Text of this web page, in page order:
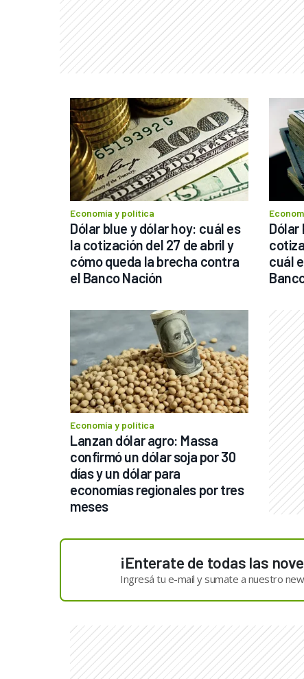
Economía y política
Dólar blue y dólar hoy: cuál es
la cotización del 27 de abril y
cómo queda la brecha contra
el Banco Nación
Dólar
cuál
Economía y política
Lanzan dólar agro: Massa
confirmó un dólar soja por 30
días y un dólar para
economías regionales por tres
meses
¡Enterate de todas las
Ingresá tu e-mail y sumate a nuestro